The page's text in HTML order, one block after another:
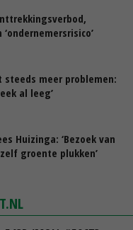
steeds meer problemen:
al leeg’
Huizinga: ‘Bezoek van
groente plukken’